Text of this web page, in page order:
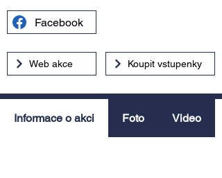
Facebook
Web akce Koupit vstupenky
Informace o akci Foto Video